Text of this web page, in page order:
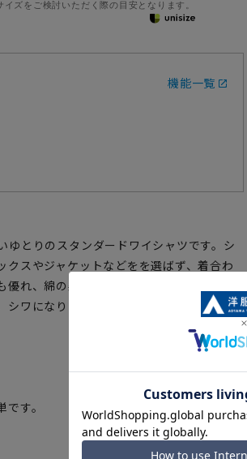
イズをご検討いただく際の目安となります。
機能一覧
とりのスタンダードワイシャツです。シ
スやジャケットなどをを選ばず、着合わ
れ、綿の柔らかい風合いを持ち合わせた1
シワになりにくくアイロン掛けも簡単で
す。